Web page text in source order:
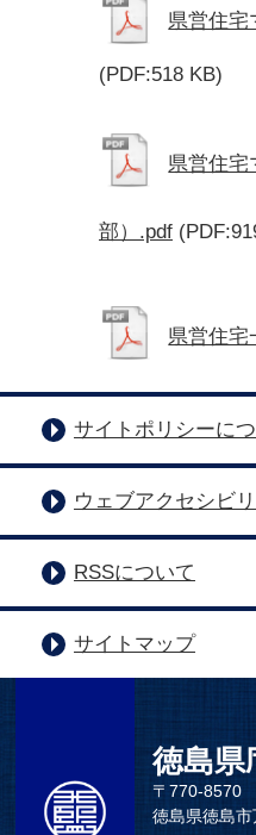
県営住宅
(PDF:518 KB)
県営住宅
部）.pdf
県営住宅
サイトポリシーに
ウェブアクセシビ
RSSについて
サイトマップ
徳島県
〒770-8570
徳島県徳島